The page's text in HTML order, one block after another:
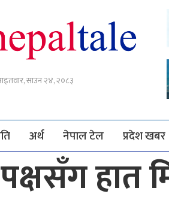
साउन २४, २०८३
अर्थ नेपाल टेल प्रदेश खबर
हात